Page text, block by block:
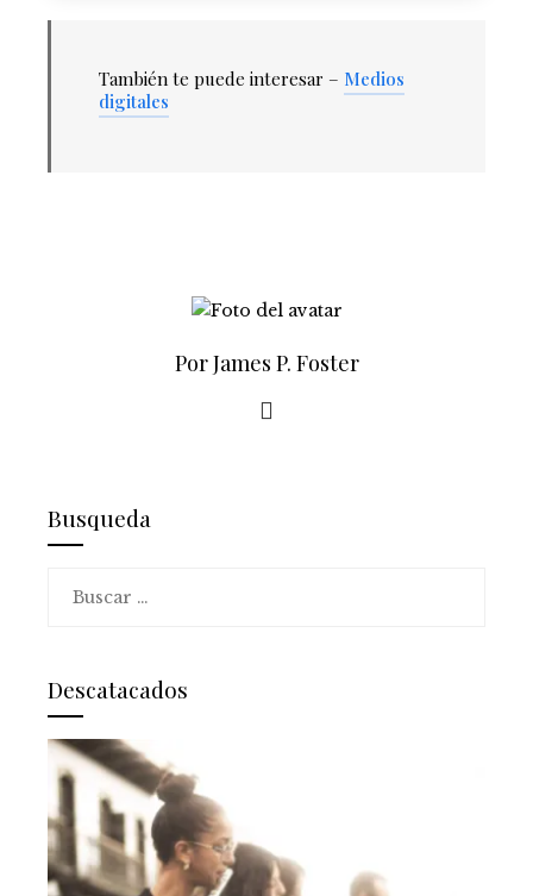
También te puede interesar – Medios
digitales
Por James P. Foster
Busqueda
Descatacados